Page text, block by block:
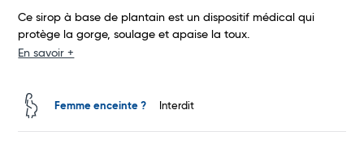
Ce sirop à base de plantain est un dispositif médical qui
protège la gorge, soulage et apaise la toux.
En savoir +
Femme enceinte ? Interdit